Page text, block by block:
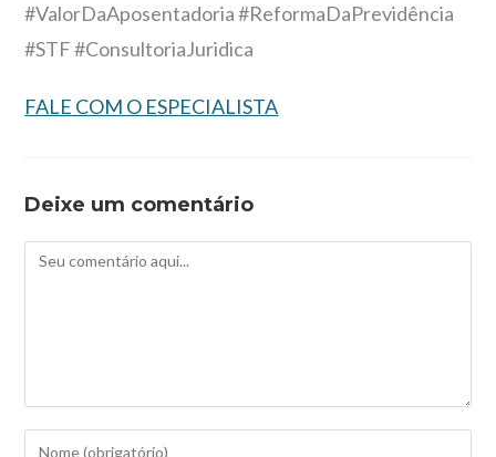
#ValorDaAposentadoria #ReformaDaPrevidência
#STF #ConsultoriaJuridica
FALE COM O ESPECIALISTA
Deixe um comentário